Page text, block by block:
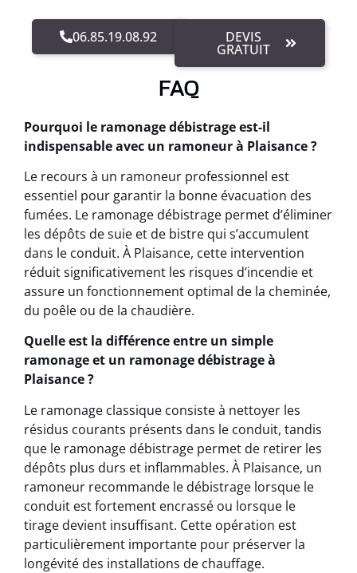
06.85.19.08.92 DEVIS
GRATUIT
FAQ
Pourquoi le ramonage débistrage est-il
indispensable avec un ramoneur à Plaisance ?
Le recours à un ramoneur professionnel est
essentiel pour garantir la bonne évacuation des
fumées. Le ramonage débistrage permet d’éliminer
les dépôts de suie et de bistre qui s’accumulent
dans le conduit. À Plaisance, cette intervention
réduit significativement les risques d’incendie et
assure un fonctionnement optimal de la cheminée,
du poêle ou de la chaudière.
Quelle est la différence entre un simple
ramonage et un ramonage débistrage à
Plaisance ?
Le ramonage classique consiste à nettoyer les
résidus courants présents dans le conduit, tandis
que le ramonage débistrage permet de retirer les
dépôts plus durs et inflammables. À Plaisance, un
ramoneur recommande le débistrage lorsque le
conduit est fortement encrassé ou lorsque le
tirage devient insuffisant. Cette opération est
particulièrement importante pour préserver la
longévité des installations de chauffage.